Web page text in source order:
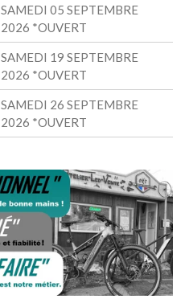
SAMEDI 05 SEPTEMBRE
2026 *OUVERT
SAMEDI 19 SEPTEMBRE
2026 *OUVERT
SAMEDI 26 SEPTEMBRE
2026 *OUVERT